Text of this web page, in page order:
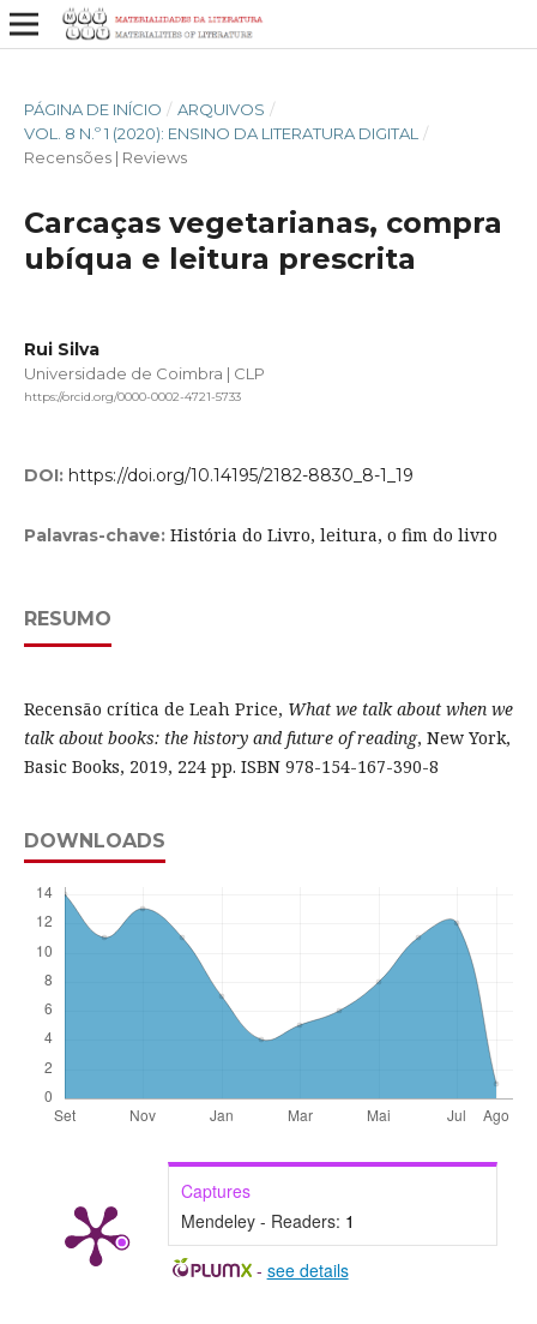
PÁGINA DE INÍCIO / ARQUIVOS /
VOL. 8 N.º 1 (2020): ENSINO DA LITERATURA DIGITAL
/
Recensões | Reviews
Carcaças vegetarianas, compra
ubíqua e leitura prescrita
Rui Silva
Universidade de Coimbra | CLP
https://orcid.org/0000-0002-4721-5733
DOI: https://doi.org/10.14195/2182-8830_8-1_19
Palavras-chave: História do Livro, leitura, o fim do livro
RESUMO
Recensão crítica de Leah Price, What we talk about when we
talk about books: the history and future of reading, New York,
Basic Books, 2019, 224 pp. ISBN 978-154-167-390-8
DOWNLOADS
Captures
Mendeley - Readers: 1
- see details